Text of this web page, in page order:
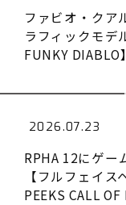
ファビオ・クア
ラフィックモデ
FUNKY DIABLO】
2026.07.23
RPHA 12にゲー
【フルフェイ
PEEKS CALL OF